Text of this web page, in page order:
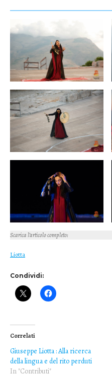
Scarica l’articolo completo:
Liotta
Condividi:
Correlati
Giuseppe Liotta : Alla ricerca
della lingua e del rito perduti
In "Contributi"